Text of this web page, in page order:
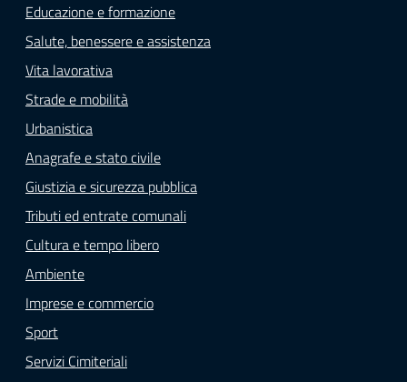
Educazione e formazione
Salute, benessere e assistenza
Vita lavorativa
Strade e mobilità
Urbanistica
Anagrafe e stato civile
Giustizia e sicurezza pubblica
Tributi ed entrate comunali
Cultura e tempo libero
Ambiente
Imprese e commercio
Sport
Servizi Cimiteriali